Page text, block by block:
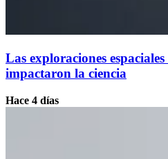
Las exploraciones
impactaron la ciencia
Hace 4 días